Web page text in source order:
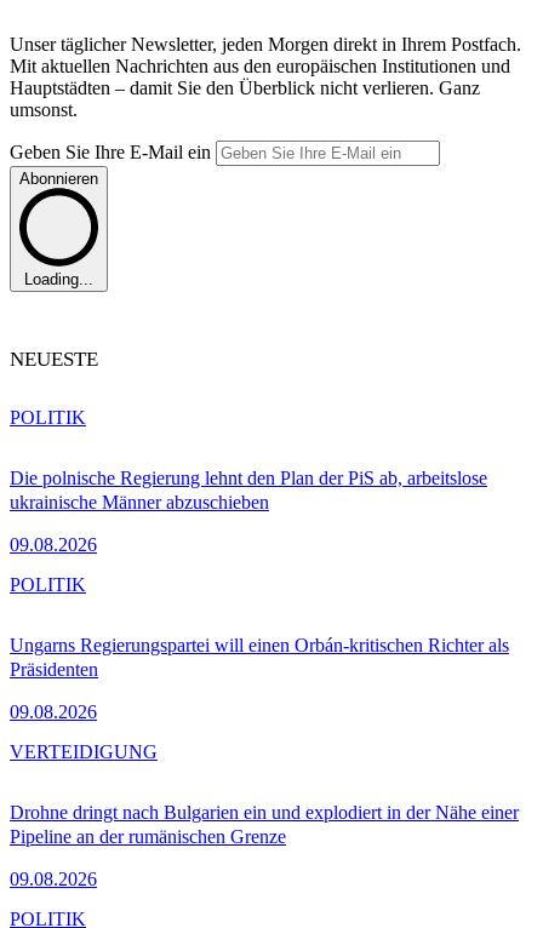
Unser täglicher Newsletter, jeden Morgen direkt in Ihrem Postfach.
Mit aktuellen Nachrichten aus den europäischen Institutionen und
Hauptstädten – damit Sie den Überblick nicht verlieren. Ganz
umsonst.
Geben Sie Ihre E-Mail ein
Abonnieren
Loading...
NEUESTE
Die polnische Regierung lehnt den Plan der PiS ab, arbeitslose
ukrainische Männer abzuschieben
09.08.2026
POLITIK
Ungarns Regierungspartei will einen Orbán-kritischen Richter als
Präsidenten
09.08.2026
POLITIK
Drohne dringt nach Bulgarien ein und explodiert in der Nähe einer
Pipeline an der rumänischen Grenze
09.08.2026
VERTEIDIGUNG
POLITIK